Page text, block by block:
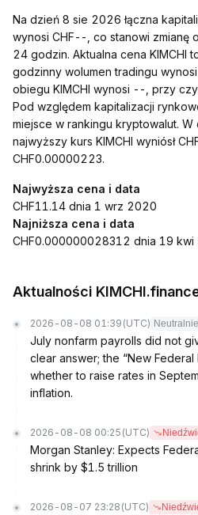
Na dzień 8 sie 2026 łączna
wynosi CHF--, co stanowi zmianę
24 godzin. Aktualna cena KIMCHI
godzinny wolumen tradingu
obiegu KIMCHI wynosi --, przy
Pod względem kapitalizacji
miejsce w rankingu kryptowalut.
najwyższy kurs KIMCHI wyniósł
CHF0.00000223.
Najwyższa cena i data
CHF11.14 dnia 1 wrz 2020
Najniższa cena i data
CHF0.000000028312 dnia 19
Aktualności
2026-08-08 01:39 (UTC) Neutralnie
July nonfarm payrolls did not
clear answer; the “New
whether to raise rates in
inflation.
2026-08-08 00:25 (UTC)
Morgan Stanley: Expects
shrink by $1.5 trillion
2026-08-07 23:28 (UTC)